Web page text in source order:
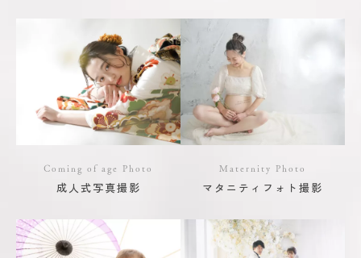
Coming of age Photo
成人式写真撮影
Maternity Photo
マタニティフォト撮影